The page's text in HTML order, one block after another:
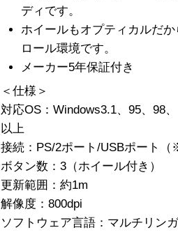
ディです。
ホイールもオプティカルだ
ロール環境です。
メーカー5年保証付き
＜仕様＞
対応OS：Windows3.1、95、98
以上
接続：PS/2ポート/USBポート
ボタン数：3（ホイール付き）
更新範囲：約1m
解像度：800dpi
ソフトウェア言語：マルチリン